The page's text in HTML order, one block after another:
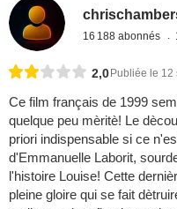
16 188 abonnés
2,0 Publiée le 12
Ce film français de 1999
quelque peu mèritè! Le
priori indispensable si ce
d'Emmanuelle Laborit,
l'histoire Louise! Cette
pleine gloire qui se fait